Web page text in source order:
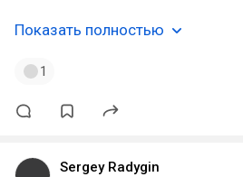
Показать полностью
1
Sergey Radygin